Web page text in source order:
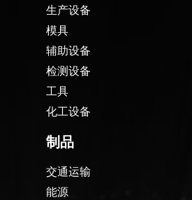
生产设备
模具
辅助设备
检测设备
工具
化工设备
制品
交通运输
能源